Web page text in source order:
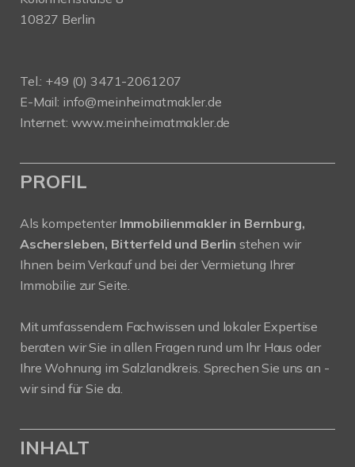
10827 Berlin
Tel.: +49 (0) 3471-2061207
E-Mail: info@meinheimatmakler.de
Internet: www.meinheimatmakler.de
PROFIL
Als kompetenter Immobilienmakler in Bernburg,
Aschersleben, Bitterfeld und Berlin stehen wir
Ihnen beim Verkauf und bei der Vermietung Ihrer
Immobilie zur Seite.
Mit umfassendem Fachwissen und lokaler Expertise
beraten wir Sie in allen Fragen rund um Ihr Haus oder
Ihre Wohnung im Salzlandkreis. Sprechen Sie uns an -
wir sind für Sie da.
INHALT